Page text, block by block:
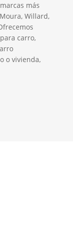
más
Willard,
carro,
o vivienda,